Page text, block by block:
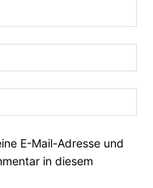
E-Mail-Adresse und
in diesem